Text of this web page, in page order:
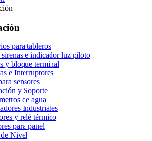
para tableros
sirenas e indicador luz piloto
y bloque terminal
e Interruptores
sensores
y Soporte
de agua
Industriales
y relé térmico
para panel
Nivel